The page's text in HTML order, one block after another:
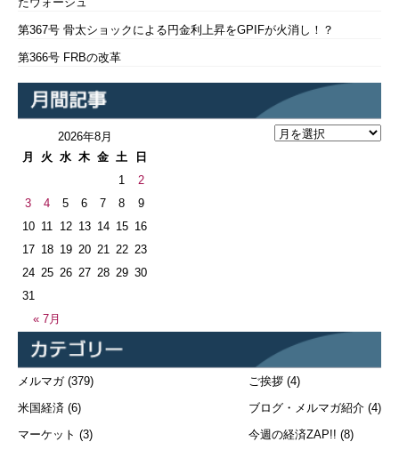
第367号 骨太ショックによる円金利上昇をGPIFが火消し！？
第366号 FRBの改革
2026年8月
月
火 水 木 金 土 日
« 7月
1
2
3
4 5 6 7 8
9
10 11 12 13 14 15 16
17 18 19 20 21 22 23
24 25 26 27 28 29 30
31
メルマガ(379)
米国経済 (6)
マーケット (3)
ご挨拶 (4)
ブログ・メルマガ紹介 (4)
今週の経済ZAP!! (8)